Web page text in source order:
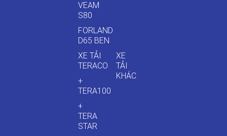
VEAM
S80
FORLAND
D65 BEN
XE TẢI
TERACO
+
TERA100
+
TERA
STAR
XE
TẢI
KHÁC